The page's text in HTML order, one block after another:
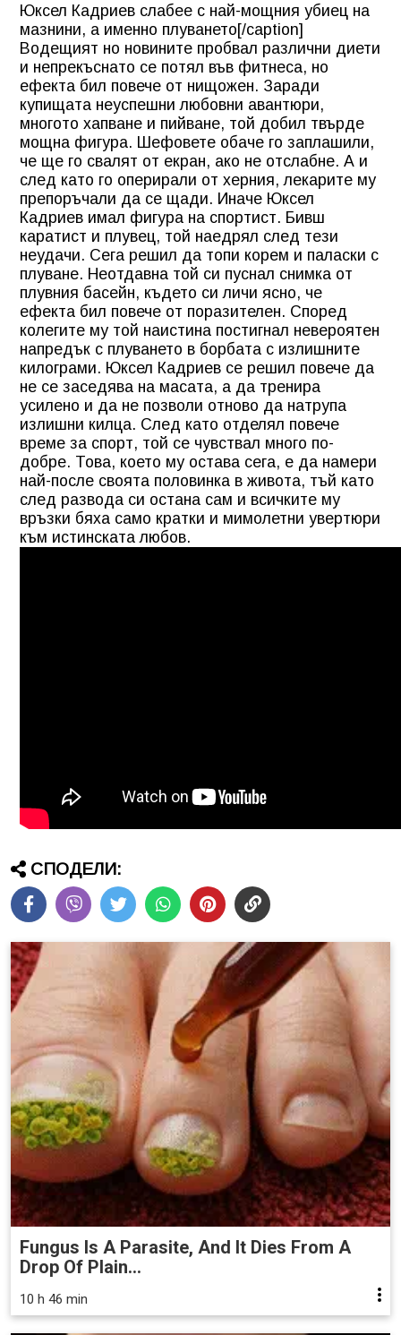
Юксел Кадриев слабее с най-мощния убиец на
мазнини, а именно плуването[/caption]
Водещият но новините пробвал различни диети
и непрекъснато се потял във фитнеса, но
ефекта бил повече от нищожен. Заради
купищата неуспешни любовни авантюри,
многото хапване и пийване, той добил твърде
мощна фигура. Шефовете обаче го заплашили,
че ще го свалят от екран, ако не отслабне. А и
след като го оперирали от херния, лекарите му
препоръчали да се щади. Иначе Юксел
Кадриев имал фигура на спортист. Бивш
каратист и плувец, той наедрял след тези
неудачи. Сега решил да топи корем и паласки с
плуване. Неотдавна той си пуснал снимка от
плувния басейн, където си личи ясно, че
ефекта бил повече от поразителен. Според
колегите му той наистина постигнал невероятен
напредък с плуването в борбата с излишните
килограми. Юксел Кадриев се решил повече да
не се заседява на масата, а да тренира
усилено и да не позволи отново да натрупа
излишни килца. След като отделял повече
време за спорт, той се чувствал много по-
добре. Това, което му остава сега, е да намери
най-после своята половинка в живота, тъй като
след развода си остана сам и всичките му
връзки бяха само кратки и мимолетни увертюри
към истинската любов.
СПОДЕЛИ:
Fungus Is A Parasite, And It Dies From A
Drop Of Plain...
10 h 46 min